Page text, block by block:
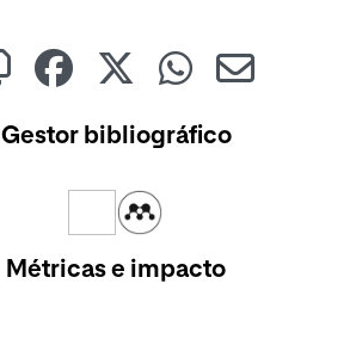
Gestor bibliográfico
Métricas e impacto